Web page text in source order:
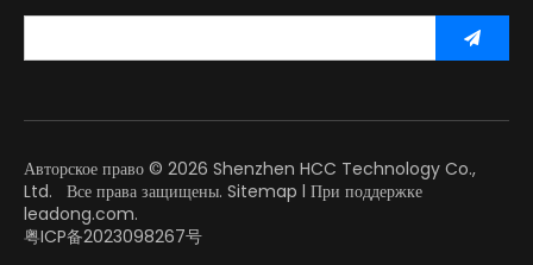
Авторское право © 2026 Shenzhen HCC Technology Co.,
Ltd. Все права защищены. Sitemap l При поддержке
leadong.com.
粤ICP备2023098267号